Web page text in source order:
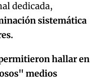
dedicada,
sistemática
hallar en
medios